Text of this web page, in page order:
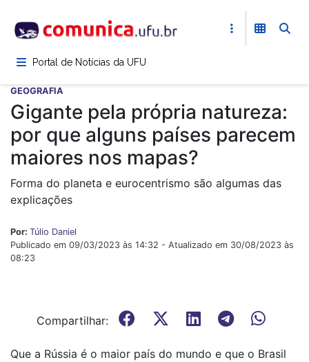
para
conteúdoPortal de Notícias da UFU
GEOGRAFIA
Gigante pela própria natureza:
por que alguns países parecem
maiores nos mapas?
Forma do planeta e eurocentrismo são algumas das
explicações
Por: Túlio Daniel
Publicado em 09/03/2023 às 14:32 - Atualizado em 30/08/2023 às
08:23
Compartilhar:
Que a Rússia é o maior país do mundo e que o Brasil